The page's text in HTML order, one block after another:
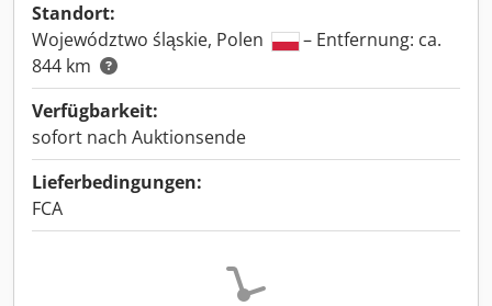
Standort:
Województwo śląskie, Polen
– Entfernung: ca.
844 km
Verfügbarkeit:
sofort nach Auktionsende
Lieferbedingungen:
FCA